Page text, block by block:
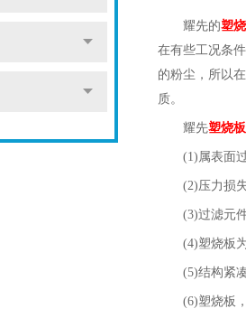
耀先的塑
在有些工况条
的粉尘，所以
质。
耀先塑烧
(1)属表面
(2)压力损
(3)过滤元
(4)塑烧板
(5)结构紧
(6)塑烧板